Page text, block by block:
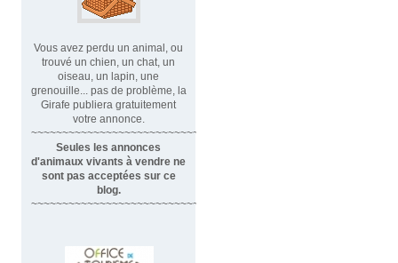
Vous avez perdu un animal, ou
trouvé un chien, un chat, un
oiseau, un lapin, une
grenouille... pas de problème, la
Girafe publiera gratuitement
votre annonce.
~~~~~~~~~~~~~~~~~~~~~~~~~~~~
Seules les annonces
d'animaux vivants à vendre ne
sont pas acceptées sur ce
blog.
~~~~~~~~~~~~~~~~~~~~~~~~~~~~~~